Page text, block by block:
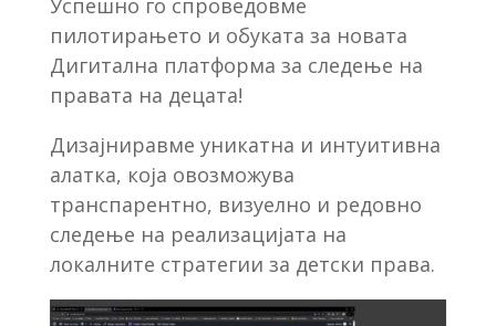
Успешно го спроведовме
пилотирањето и обуката за новата
Дигитална платформа за следење на
правата на децата!
Дизајниравме уникатна и интуитивна
алатка, која овозможува
транспарентно, визуелно и редовно
следење на реализацијата на
локалните стратегии за детски права.